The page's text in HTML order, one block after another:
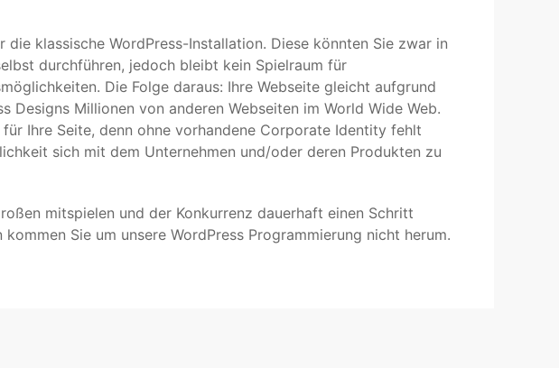
die klassische WordPress-Installation. Diese könnten Sie zwar in
durchführen, jedoch bleibt kein Spielraum für
Die Folge daraus: Ihre Webseite gleicht aufgrund
Designs Millionen von anderen Webseiten im World Wide Web.
für Ihre Seite, denn ohne vorhandene Corporate Identity fehlt
sich mit dem Unternehmen und/oder deren Produkten zu
mitspielen und der Konkurrenz dauerhaft einen Schritt
Sie um unsere WordPress Programmierung nicht herum.